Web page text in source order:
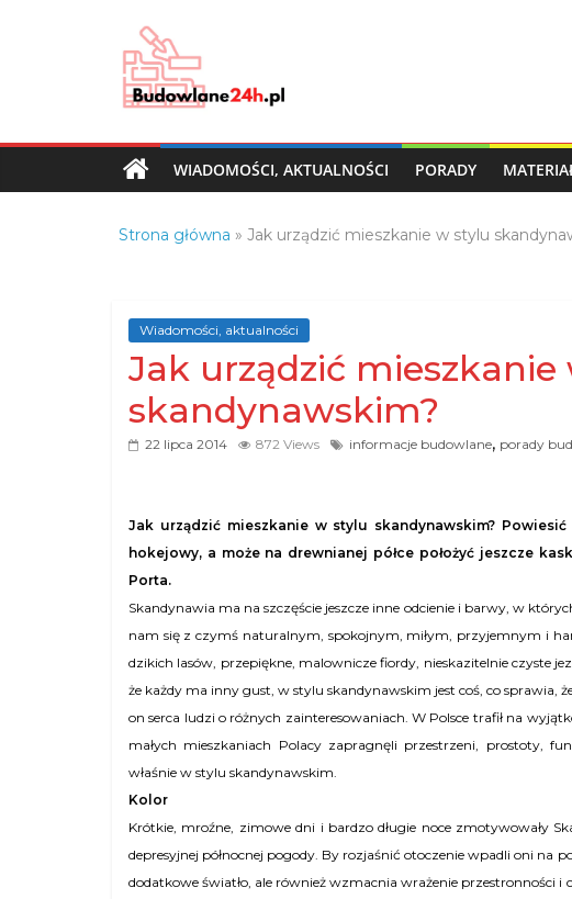
Budowlane24h.pl
portal
budowlany
Porady
branży
budowlanej
WIADOMOŚCI, AKTUALNOŚCI PORADY
Strona główna » Jak urządzić mieszkanie w stylu
Wiadomości, aktualności
Jak urządzić mieszkanie
skandynawskim?
22 lipca 2014 872 Views informacje budowlane, porady
Jak urządzić mieszkanie w stylu skandynawskim?
hokejowy, a może na drewnianej półce położyć jeszcze
Porta.
Skandynawia ma na szczęście jeszcze inne odcienie i barwy, w
nam się z czymś naturalnym, spokojnym, miłym, przyjemnym i
dzikich lasów, przepiękne, malownicze fiordy, nieskazitelnie czyste
że każdy ma inny gust, w stylu skandynawskim jest coś, co sprawia,
on serca ludzi o różnych zainteresowaniach. W Polsce trafił na
małych mieszkaniach Polacy zapragnęli przestrzeni, prostoty,
właśnie w stylu skandynawskim.
Kolor
Krótkie, mroźne, zimowe dni i bardzo długie noce zmotywowały
depresyjnej północnej pogody. By rozjaśnić otoczenie wpadli oni na
dodatkowe światło, ale również wzmacnia wrażenie przestronności